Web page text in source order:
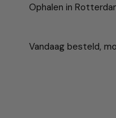
Ophalen in
Vandaag besteld,